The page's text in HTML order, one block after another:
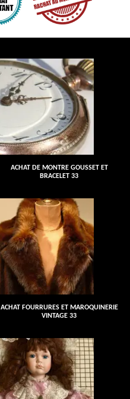
ACHAT DE MONTRE GOUSSET ET
BRACELET 33
ACHAT FOURRURES ET MAROQUINERIE
VINTAGE 33